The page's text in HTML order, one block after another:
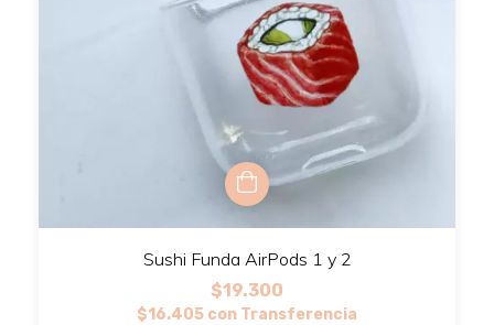
Sushi Funda AirPods 1 y 2
$19.300
$16.405 con Transferencia